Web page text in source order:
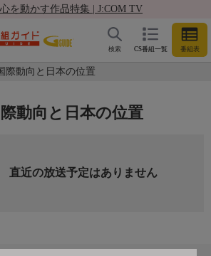
を動かす作品特集 | J:COM TV
CS番組一覧 番組表
検索
際動向と日本の位置
動向と日本の位置
直近の放送予定はありません